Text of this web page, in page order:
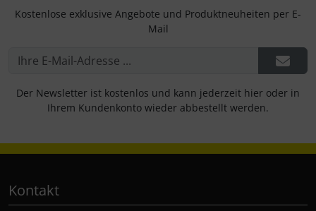
Kostenlose exklusive Angebote und Produktneuheiten per E-
Mail
Der Newsletter ist kostenlos und kann jederzeit hier oder in
Ihrem Kundenkonto wieder abbestellt werden.
Kontakt